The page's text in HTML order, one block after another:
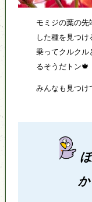
モミジの葉の先
した種を見つ
乗ってクルクル
るそうだトン🍁
みんなも見つけ